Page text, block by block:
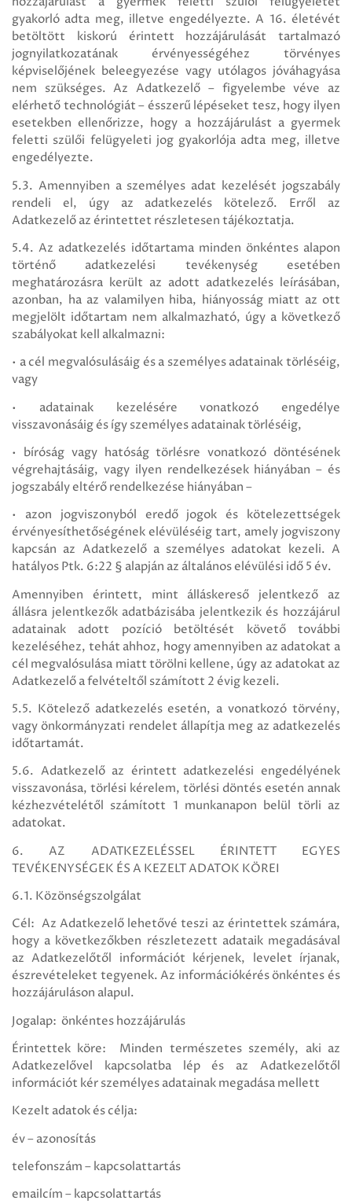
gyakorló adta meg, illetve engedélyezte. A 16. életévét
betöltött kiskorú érintett hozzájárulását tartalmazó
jognyilatkozatának érvényességéhez törvényes
képviselőjének beleegyezése vagy utólagos jóváhagyása
nem szükséges. Az Adatkezelő – figyelembe véve az
elérhető technológiát – ésszerű lépéseket tesz, hogy ilyen
esetekben ellenőrizze, hogy a hozzájárulást a gyermek
feletti szülői felügyeleti jog gyakorlója adta meg, illetve
engedélyezte.
5.3. Amennyiben a személyes adat kezelését jogszabály
rendeli el, úgy az adatkezelés kötelező. Erről az
Adatkezelő az érintettet részletesen tájékoztatja.
5.4. Az adatkezelés időtartama minden önkéntes alapon
történő adatkezelési tevékenység esetében
meghatározásra került az adott adatkezelés leírásában,
azonban, ha az valamilyen hiba, hiányosság miatt az ott
megjelölt időtartam nem alkalmazható, úgy a következő
szabályokat kell alkalmazni:
• a cél megvalósulásáig és a személyes adatainak törléséig,
vagy
• adatainak kezelésére vonatkozó engedélye
visszavonásáig és így személyes adatainak törléséig,
• bíróság vagy hatóság törlésre vonatkozó döntésének
végrehajtásáig, vagy ilyen rendelkezések hiányában – és
jogszabály eltérő rendelkezése hiányában –
• azon jogviszonyból eredő jogok és kötelezettségek
érvényesíthetőségének elévüléséig tart, amely jogviszony
kapcsán az Adatkezelő a személyes adatokat kezeli. A
hatályos Ptk. 6:22 § alapján az általános elévülési idő 5 év.
Amennyiben érintett, mint álláskereső jelentkező az
állásra jelentkezők adatbázisába jelentkezik és hozzájárul
adatainak adott pozíció betöltését követő további
kezeléséhez, tehát ahhoz, hogy amennyiben az adatokat a
cél megvalósulása miatt törölni kellene, úgy az adatokat az
Adatkezelő a felvételtől számított 2 évig kezeli.
5.5. Kötelező adatkezelés esetén, a vonatkozó törvény,
vagy önkormányzati rendelet állapítja meg az adatkezelés
időtartamát.
5.6. Adatkezelő az érintett adatkezelési engedélyének
visszavonása, törlési kérelem, törlési döntés esetén annak
kézhezvételétől számított 1 munkanapon belül törli az
adatokat.
6. AZ ADATKEZELÉSSEL ÉRINTETT EGYES
TEVÉKENYSÉGEK ÉS A KEZELT ADATOK KÖREI
6.1. Közönségszolgálat
Cél: Az Adatkezelő lehetővé teszi az érintettek számára,
hogy a következőkben részletezett adataik megadásával
az Adatkezelőtől információt kérjenek, levelet írjanak,
észrevételeket tegyenek. Az információkérés önkéntes és
hozzájáruláson alapul.
Jogalap: önkéntes hozzájárulás
Érintettek köre: Minden természetes személy, aki az
Adatkezelővel kapcsolatba lép és az Adatkezelőtől
információt kér személyes adatainak megadása mellett
Kezelt adatok és célja:
év – azonosítás
telefonszám – kapcsolattartás
emailcím – kapcsolattartás